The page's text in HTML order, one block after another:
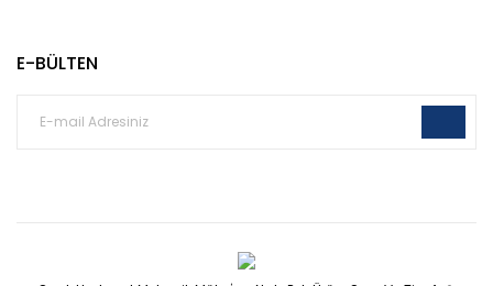
E-BÜLTEN